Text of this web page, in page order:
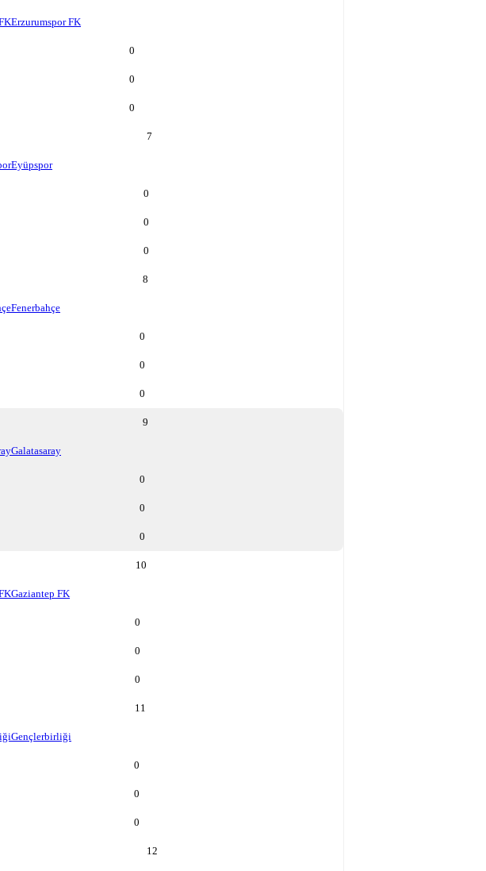
Erzurumspor FK
0
0
0
7
Eyüpspor
0
0
0
8
Fenerbahçe
0
0
0
9
Galatasaray
0
0
0
10
Gaziantep FK
0
0
0
11
Gençlerbirliği
0
0
0
12